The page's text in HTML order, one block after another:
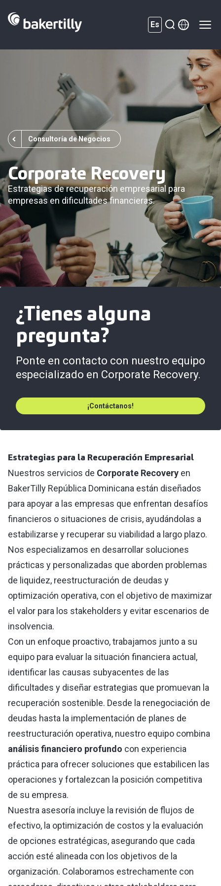
Es
Consultoría de Negocios
Corporate Recovery
Estrategias de recuperación empresarial para
empresas en dificultades financieras.
¿Tienes alguna
pregunta?
Ponte en contacto con nuestro equipo
especializado en Corporate Recovery.
¡Contáctanos!
Estrategias para la Recuperación Empresarial
Nuestros servicios de Corporate Recovery en
BakerTilly República Dominicana están diseñados
para apoyar a las empresas que enfrentan desafíos
financieros o situaciones de crisis, ayudándolas a
estabilizarse y recuperar su viabilidad a largo plazo.
Nos especializamos en desarrollar soluciones
prácticas y personalizadas que aborden problemas
de liquidez, reestructuración de deudas y
optimización operativa, con el objetivo de maximizar
el valor para los stakeholders y evitar escenarios de
insolvencia.
Con un enfoque proactivo, trabajamos junto a su
equipo para evaluar la situación financiera actual,
identificar las causas subyacentes de las
dificultades y diseñar estrategias que promuevan la
recuperación sostenible. Desde la renegociación de
deudas hasta la implementación de planes de
reestructuración operativa, nuestro equipo combina
análisis financiero profundo con experiencia
práctica para ofrecer soluciones que estabilicen las
operaciones y fortalezcan la posición competitiva
de su empresa.
Nuestra asesoría incluye la revisión de flujos de
efectivo, la optimización de costos y la evaluación
de opciones estratégicas, asegurando que cada
acción esté alineada con los objetivos de la
organización. Colaboramos estrechamente con